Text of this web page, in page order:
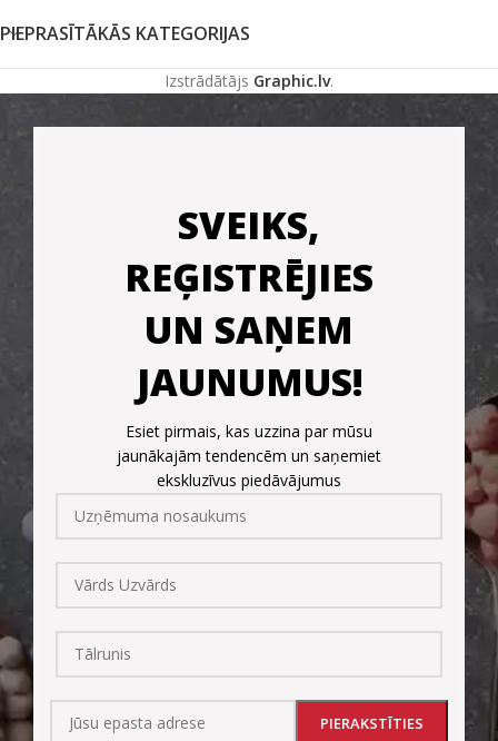
PIEPRASĪTĀKĀS KATEGORIJAS
Izstrādātājs Graphic.lv.
SVEIKS,
REĢISTRĒJIES
UN SAŅEM
JAUNUMUS!
Esiet pirmais, kas uzzina par mūsu
jaunākajām tendencēm un saņemiet
ekskluzīvus piedāvājumus